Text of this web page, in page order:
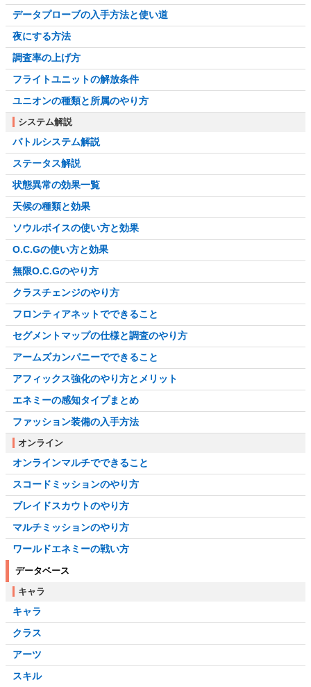
データプローブの入手方法と使い道
夜にする方法
調査率の上げ方
フライトユニットの解放条件
ユニオンの種類と所属のやり方
システム解説
バトルシステム解説
ステータス解説
状態異常の効果一覧
天候の種類と効果
ソウルボイスの使い方と効果
O.C.Gの使い方と効果
無限O.C.Gのやり方
クラスチェンジのやり方
フロンティアネットでできること
セグメントマップの仕様と調査のやり方
アームズカンパニーでできること
アフィックス強化のやり方とメリット
エネミーの感知タイプまとめ
ファッション装備の入手方法
オンライン
オンラインマルチでできること
スコードミッションのやり方
ブレイドスカウトのやり方
マルチミッションのやり方
ワールドエネミーの戦い方
データベース
キャラ
キャラ
クラス
アーツ
スキル